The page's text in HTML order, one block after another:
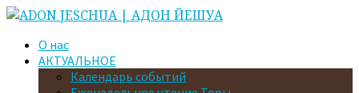
О нас
АКТУАЛЬНОЕ
Календарь событий